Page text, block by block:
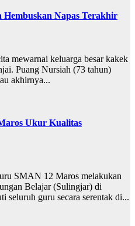
Napas Terakhir
mewarnai keluarga besar kakek
Puang Nursiah (73 tahun)
akhirnya...
Ukur Kualitas
SMAN 12 Maros melakukan
Belajar (Sulingjar) di
guru secara serentak di...